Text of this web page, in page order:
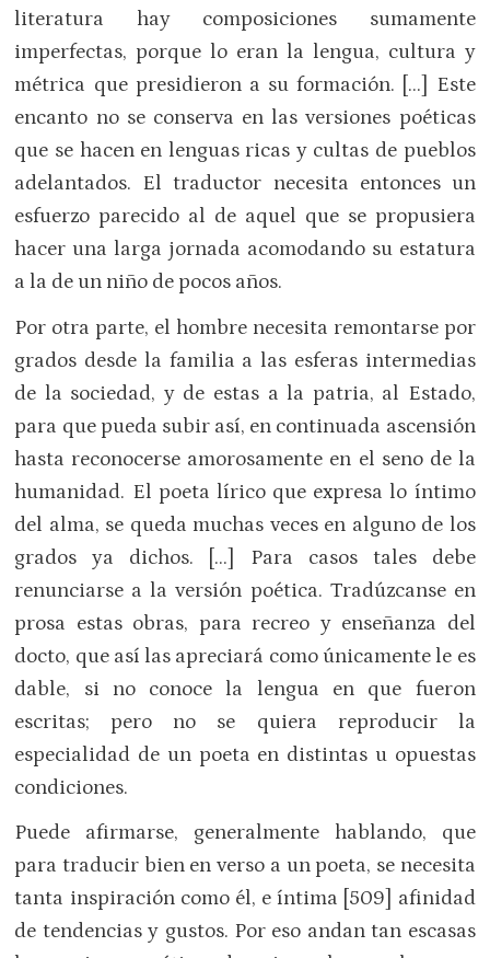
literatura hay composiciones sumamente
imperfectas, porque lo eran la lengua, cultura y
métrica que presidieron a su formación. […] Este
encanto no se conserva en las versiones poéticas
que se hacen en lenguas ricas y cultas de pueblos
adelantados. El traductor necesita entonces un
esfuerzo parecido al de aquel que se propusiera
hacer una larga jornada acomodando su estatura
a la de un niño de pocos años.
Por otra parte, el hombre necesita remontarse por
grados desde la familia a las esferas intermedias
de la sociedad, y de estas a la patria, al Estado,
para que pueda subir así, en continuada ascensión
hasta reconocerse amorosamente en el seno de la
humanidad. El poeta lírico que expresa lo íntimo
del alma, se queda muchas veces en alguno de los
grados ya dichos. […] Para casos tales debe
renunciarse a la versión poética. Tradúzcanse en
prosa estas obras, para recreo y enseñanza del
docto, que así las apreciará como únicamente le es
dable, si no conoce la lengua en que fueron
escritas; pero no se quiera reproducir la
especialidad de un poeta en distintas u opuestas
condiciones.
Puede afirmarse, generalmente hablando, que
para traducir bien en verso a un poeta, se necesita
tanta inspiración como él, e íntima [509] afinidad
de tendencias y gustos. Por eso andan tan escasas